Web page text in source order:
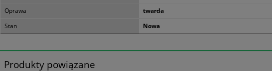
Oprawa
twarda
Stan
Nowa
Produkty powiązane